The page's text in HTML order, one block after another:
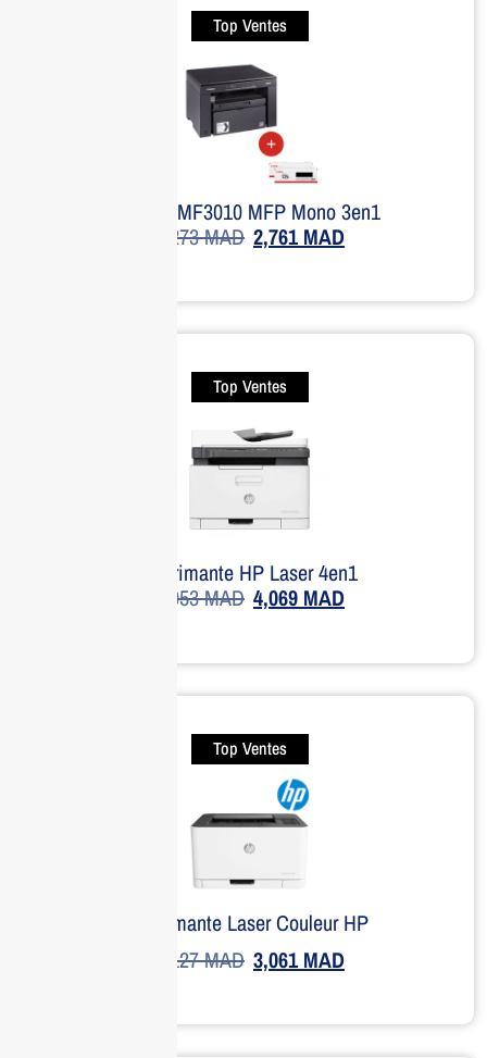
Top Ventes
Canon MF3010 MFP Mono 3en1
4,273MAD 2,761MAD
Top Ventes
Imprimante HP Laser 4en1
5,053MAD 4,069 MAD
Top Ventes
Imprimante Laser Couleur HP
4,127MAD 3,061MAD